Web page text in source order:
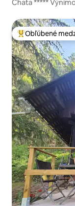
Najobľúbenejšie
Obľúbené